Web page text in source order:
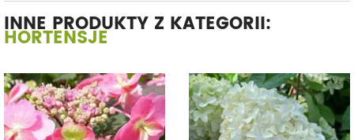
INNE PRODUKTY Z KATEGORII:
HORTENSJE